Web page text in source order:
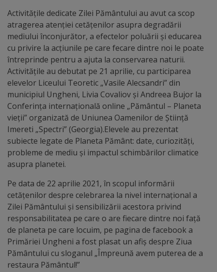
Ungheniul
turistic
Obiective
turistice
Sculpturi
(harta
sculpturilor)
Monumente
arhitecturale
Personalități
marcante
Sportivi
de
Activitățile dedicate Zilei Pământului au avut ca scop
atragerea atenției cetățenilor asupra degradării
mediului înconjurător, a efectelor poluării și educarea
cu privire la acțiunile pe care fecare dintre noi le poate
întreprinde pentru a ajuta la conservarea naturii.
Activitățile au debutat pe 21 aprilie, cu participarea
elevelor Liceului Teoretic „Vasile Alecsandri” din
municipiul Ungheni, Livia Covaliov și Andreea Bujor la
Conferința internațională online „Pământul – Planeta
vieții” organizată de Uniunea Oamenilor de Știință
Imereti „Spectri” (Georgia).Elevele au prezentat
subiecte legate de Planeta Pământ: date, curiozități,
probleme de mediu și impactul schimbărilor climatice
asupra planetei.
Pe data de 22 aprilie 2021, în scopul informării
cetățenilor despre celebrarea la nivel internațional a
Zilei Pământului și sensibilizării acestora privind
responsabilitatea pe care o are fiecare dintre noi faţă
de planeta pe care locuim, pe pagina de facebook a
Primăriei Ungheni a fost plasat un afiș despre Ziua
Pământului cu sloganul „Împreună avem puterea de a
restaura Pământul!”